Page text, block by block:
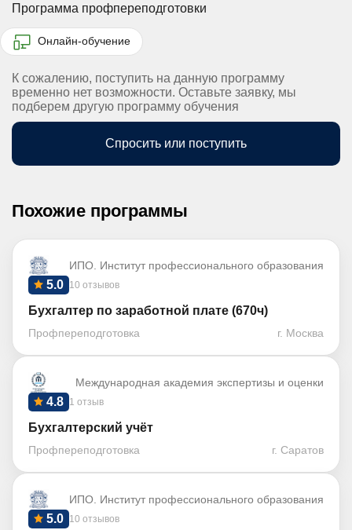
Программа профпереподготовки
Онлайн-обучение
К сожалению, поступить на данную программу
временно нет возможности. Оставьте заявку, мы
подберем другую программу обучения
Спросить или поступить
Похожие программы
ИПО. Институт профессионального образования
10 отзывов
5.0
Бухгалтер по заработной плате (670ч)
Профпереподготовка г. Москва
Международная академия экспертизы и оценки
1 отзыв
4.8
Бухгалтерский учёт
Профпереподготовка г. Саратов
ИПО. Институт профессионального образования
10 отзывов
5.0